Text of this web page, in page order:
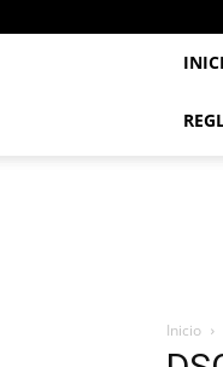
Inicio